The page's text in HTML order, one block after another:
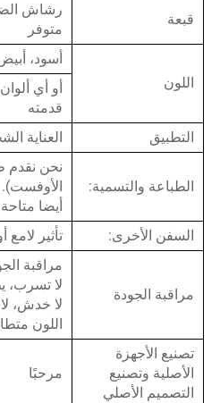
قبعة
رشاش
متوفر
اللون
أسود،
أو أي
قدمته
التطبيق
العناية
الطباعة والتسمية:
نحن نقدم
الأوفست).
أيضا
السفن الأخرى:
تأثير
مراقبة الجودة
مراقبة
لا تسرب،
لا خدش،
اللون
تصنيع الأجهزة
الأصلية وتصنيع
التصميم الأصلي
مرحبًا